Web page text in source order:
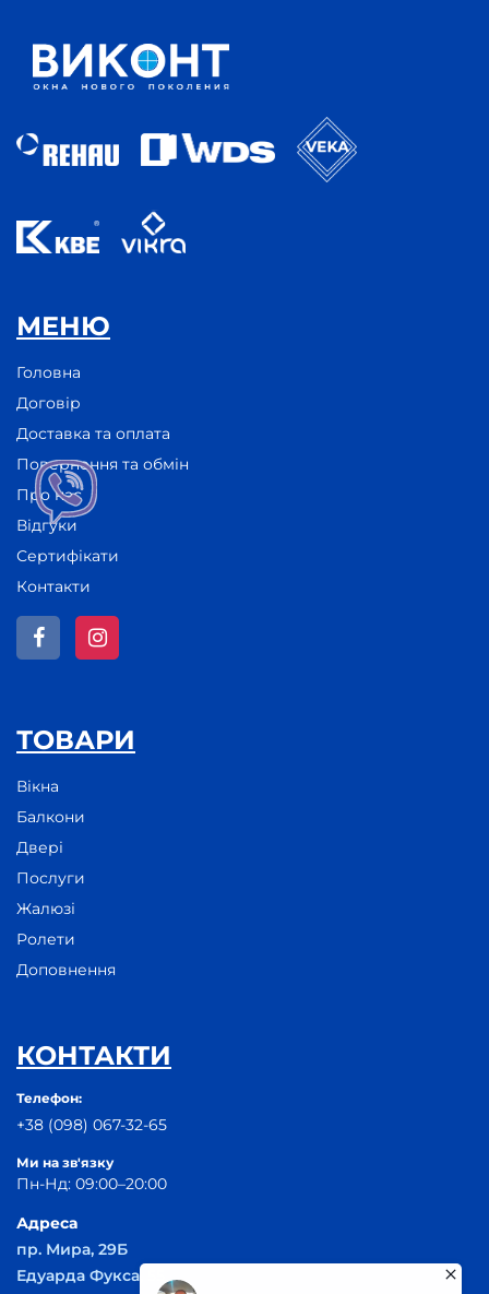
МЕНЮ
Головна
Договір
Доставка та оплата
Повернення та обмін
Про нас
Відгуки
Сертифікати
Контакти
ТОВАРИ
Вікна
Балкони
Двері
Послуги
Жалюзі
Ролети
Доповнення
КОНТАКТИ
Телефон:
+38 (098) 067-32-65
Ми на зв'язку
Пн-Нд: 09:00–20:00
Адреса
пр. Мира, 29Б
Едуарда Фукса, 55